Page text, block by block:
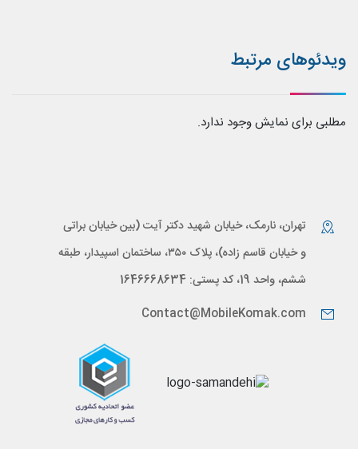
ویدئوهای مرتبط
مطلبی برای نمایش وجود ندارد.
تهران، نارمک، خیابان شهید دکتر آیت (بین خیابان براتی
و خیابان قاسم زاده)، پلاک ۳۵۰، ساختمان اسپیدار، طبقه
ششم، واحد 19، کد پستی: 1646668634
Contact@MobileKomak.com